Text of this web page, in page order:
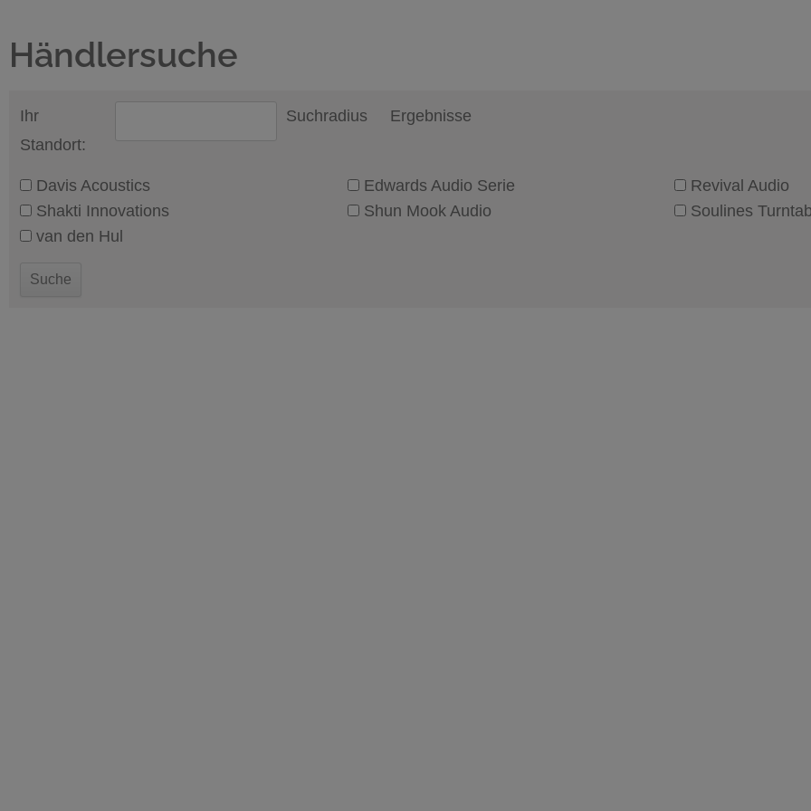
Händlersuche
Ihr
Standort:
Suchradius Ergebnisse
Davis Acoustics Edwards Audio Serie
Revival Audio
Shakti Innovations
Shun Mook Audio
Soulines
van den Hul